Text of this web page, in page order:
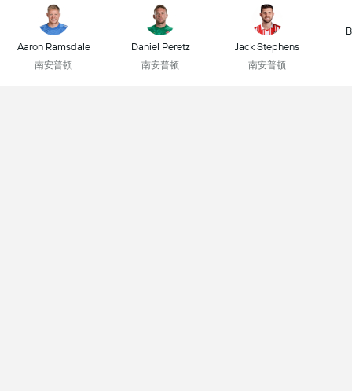
Aaron Ramsdale
南安普顿
Daniel Peretz
南安普顿
Jack Stephens
南安普顿